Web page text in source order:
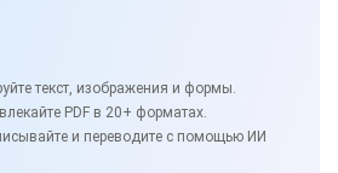
текст, изображения и формы.
PDF в 20+ форматах.
и переводите с помощью ИИ